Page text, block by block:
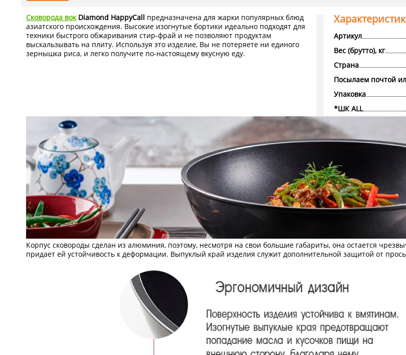
Артикул
Вес (брутто), кг
Страна
Посылаем почтой
Упаковка
*ШК ALL
Сковорода вокDiamond HappyCall предназначена для жарки популярных блюд
азиатского происхождения. Высокие изогнутые бортики идеально подходят для
техники быстрого обжаривания стир-фрай и не позволяют продуктам
выскальзывать на плиту. Используя это изделие, Вы не потеряете ни единого
зернышка риса, и легко получите по-настоящему вкусную еду.
Корпус сковороды сделан из алюминия, поэтому, несмотря на свои большие габариты, она остается
придает ей устойчивость к деформации. Выпуклый край изделия служит дополнительной защитой от